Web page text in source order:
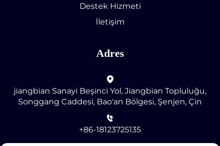
Destek Hizmeti
İletişim
Adres
jiangbian Sanayi Beşinci Yol, Jiangbian Topluluğu,
Songgang Caddesi, Bao'an Bölgesi, Şenjen, Çin
+86-18123725135